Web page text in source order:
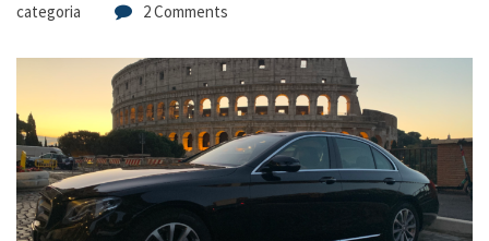
categoria
2 Comments